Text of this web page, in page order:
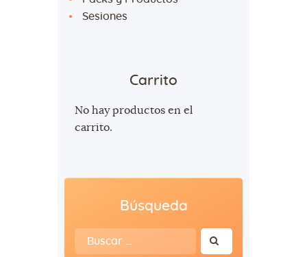
Sesiones
Carrito
No hay productos en el
carrito.
Búsqueda
Buscar: